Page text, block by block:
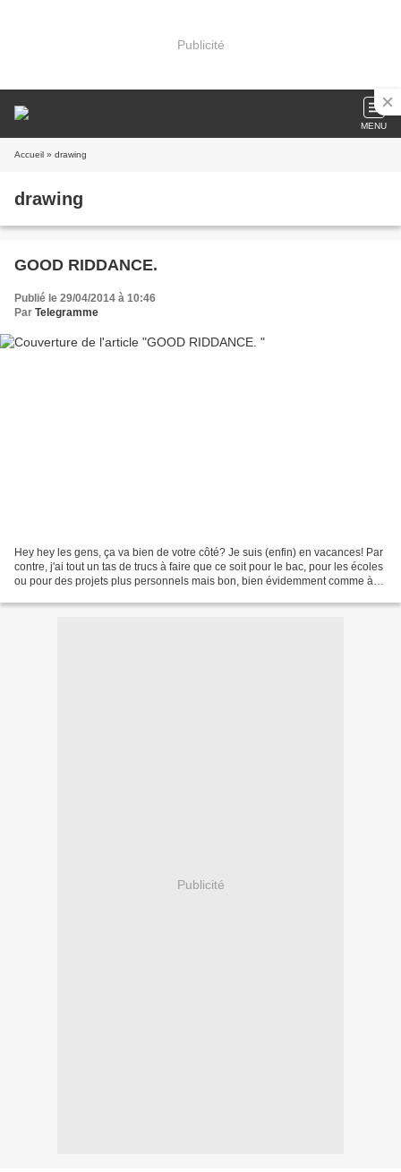
Publicité
MENU
Accueil » drawing
drawing
GOOD RIDDANCE.
Publié le 29/04/2014 à 10:46
Par Telegramme
Hey hey les gens, ça va bien de votre côté? Je suis (enfin) en vacances! Par
contre, j'ai tout un tas de trucs à faire que ce soit pour le bac, pour les écoles
ou pour des projets plus personnels mais bon, bien évidemment comme à
Publicité